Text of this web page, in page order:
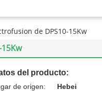
de DPS10-15Kw
del producto:
de origen:
Hebei